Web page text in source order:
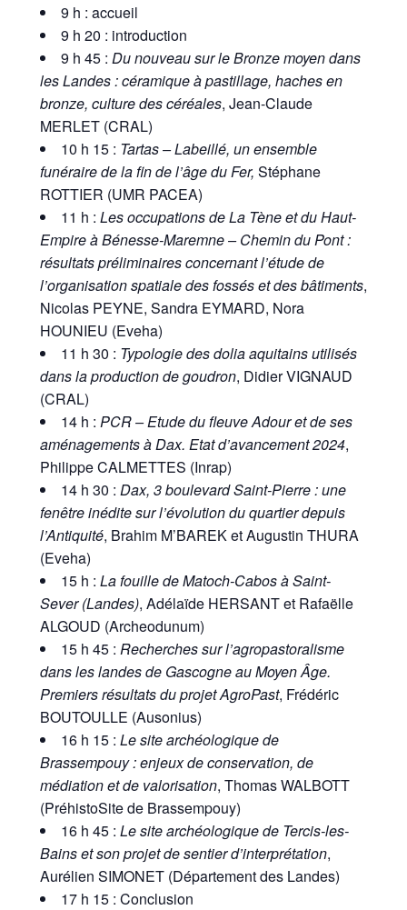
9 h : accueil
9 h 20 : introduction
9 h 45 : Du nouveau sur le Bronze moyen dans
les Landes : céramique à pastillage, haches en
bronze, culture des céréales, Jean-Claude
MERLET (CRAL)
10 h 15 : Tartas – Labeillé, un ensemble
funéraire de la fin de l’âge du Fer, Stéphane
ROTTIER (UMR PACEA)
11 h : Les occupations de La Tène et du Haut-
Empire à Bénesse-Maremne – Chemin du Pont :
résultats préliminaires concernant l’étude de
l’organisation spatiale des fossés et des bâtiments,
Nicolas PEYNE, Sandra EYMARD, Nora
HOUNIEU (Eveha)
11 h 30 : Typologie des dolia aquitains utilisés
dans la production de goudron, Didier VIGNAUD
(CRAL)
14 h : PCR – Etude du fleuve Adour et de ses
aménagements à Dax. Etat d’avancement 2024,
Philippe CALMETTES (Inrap)
14 h 30 : Dax, 3 boulevard Saint-Pierre : une
fenêtre inédite sur l’évolution du quartier depuis
l’Antiquité, Brahim M’BAREK et Augustin THURA
(Eveha)
15 h : La fouille de Matoch-Cabos à Saint-
Sever (Landes), Adélaïde HERSANT et Rafaëlle
ALGOUD (Archeodunum)
15 h 45 : Recherches sur l’agropastoralisme
dans les landes de Gascogne au Moyen Âge.
Premiers résultats du projet AgroPast, Frédéric
BOUTOULLE (Ausonius)
16 h 15 : Le site archéologique de
Brassempouy : enjeux de conservation, de
médiation et de valorisation, Thomas WALBOTT
(PréhistoSite de Brassempouy)
16 h 45 : Le site archéologique de Tercis-les-
Bains et son projet de sentier d’interprétation,
Aurélien SIMONET (Département des Landes)
17 h 15 : Conclusion